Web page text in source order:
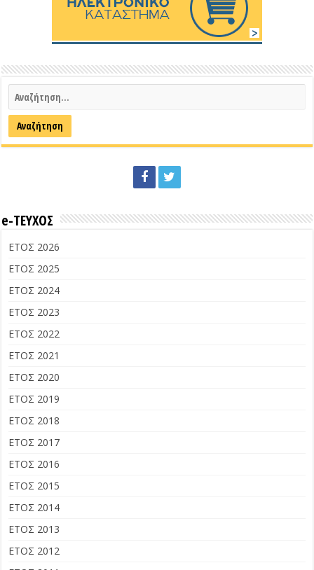
e-ΤΕΥΧΟΣ
ΕΤΟΣ 2026
ΕΤΟΣ 2025
ΕΤΟΣ 2024
ΕΤΟΣ 2023
ΕΤΟΣ 2022
ΕΤΟΣ 2021
ΕΤΟΣ 2020
ΕΤΟΣ 2019
ΕΤΟΣ 2018
ΕΤΟΣ 2017
ΕΤΟΣ 2016
ΕΤΟΣ 2015
ΕΤΟΣ 2014
ΕΤΟΣ 2013
ΕΤΟΣ 2012